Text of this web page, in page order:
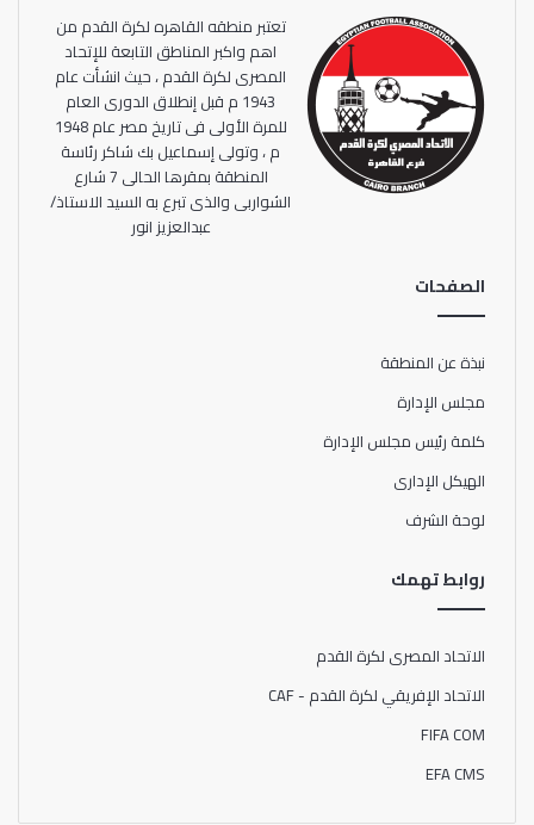
تعتبر منطقه القاهره لكرة القدم من
اهم واكبر المناطق التابعة للإتحاد
المصرى لكرة القدم ، حيث انشأت عام
1943 م قبل إنطلاق الدورى العام
للمرة الأولى فى تاريخ مصر عام 1948
م ، وتولى إسماعيل بك شاكر رئاسة
المنطقة بمقرها الحالى 7 شارع
الشواربى والذى تبرع به السيد الاستاذ/
عبدالعزيز انور
الصفحات
نبذة عن المنطقة
مجلس الإدارة
كلمة رئيس مجلس الإدارة
الهيكل الإدارى
لوحة الشرف
روابط تهمك
الاتحاد المصرى لكرة القدم
الاتحاد الإفريقي لكرة القدم - CAF
FIFA COM
EFA CMS